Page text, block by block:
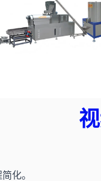
化。